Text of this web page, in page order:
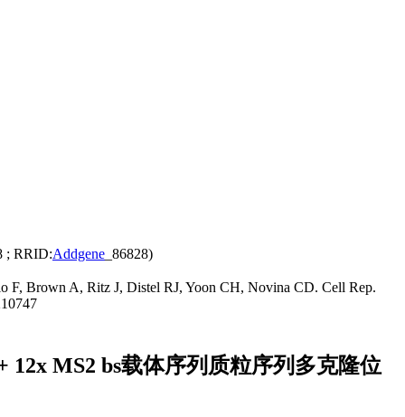
; RRID:Addgene _86828)
F, Brown A, Ritz J, Distel RJ, Yoon CH, Novina CD. Cell Rep.
12x MS2 bs载体序列质粒序列多克隆位